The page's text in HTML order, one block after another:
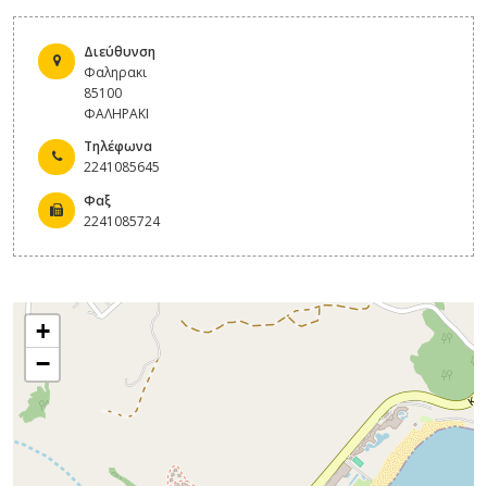
Διεύθυνση
Φαληρακι
85100
ΦΑΛΗΡΑΚΙ
Τηλέφωνα
2241085645
Φαξ
2241085724
+
−